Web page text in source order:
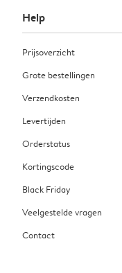
Help
Prijsoverzicht
Grote bestellingen
Verzendkosten
Levertijden
Orderstatus
Kortingscode
Black Friday
Veelgestelde vragen
Contact